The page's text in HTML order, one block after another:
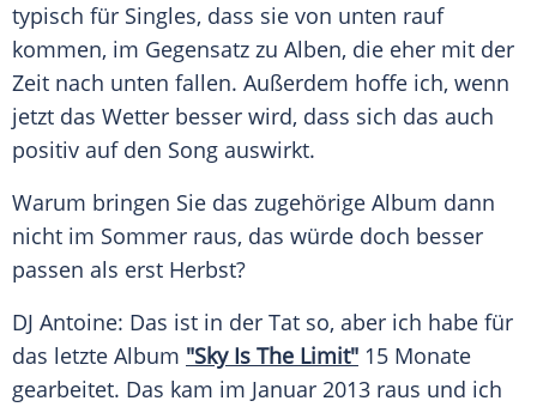
typisch für Singles, dass sie von unten rauf
kommen, im Gegensatz zu Alben, die eher mit der
Zeit nach unten fallen. Außerdem hoffe ich, wenn
jetzt das Wetter besser wird, dass sich das auch
positiv auf den Song auswirkt.
Warum bringen Sie das zugehörige Album dann
nicht im Sommer raus, das würde doch besser
passen als erst Herbst?
DJ Antoine: Das ist in der Tat so, aber ich habe für
das letzte Album "Sky Is The Limit" 15 Monate
gearbeitet. Das kam im Januar 2013 raus und ich